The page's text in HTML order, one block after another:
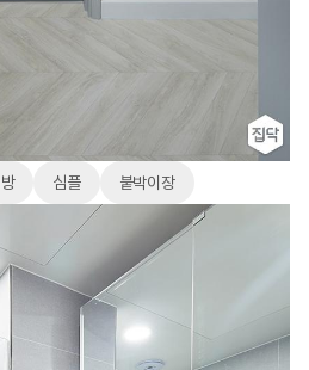
방 심플 붙박이장